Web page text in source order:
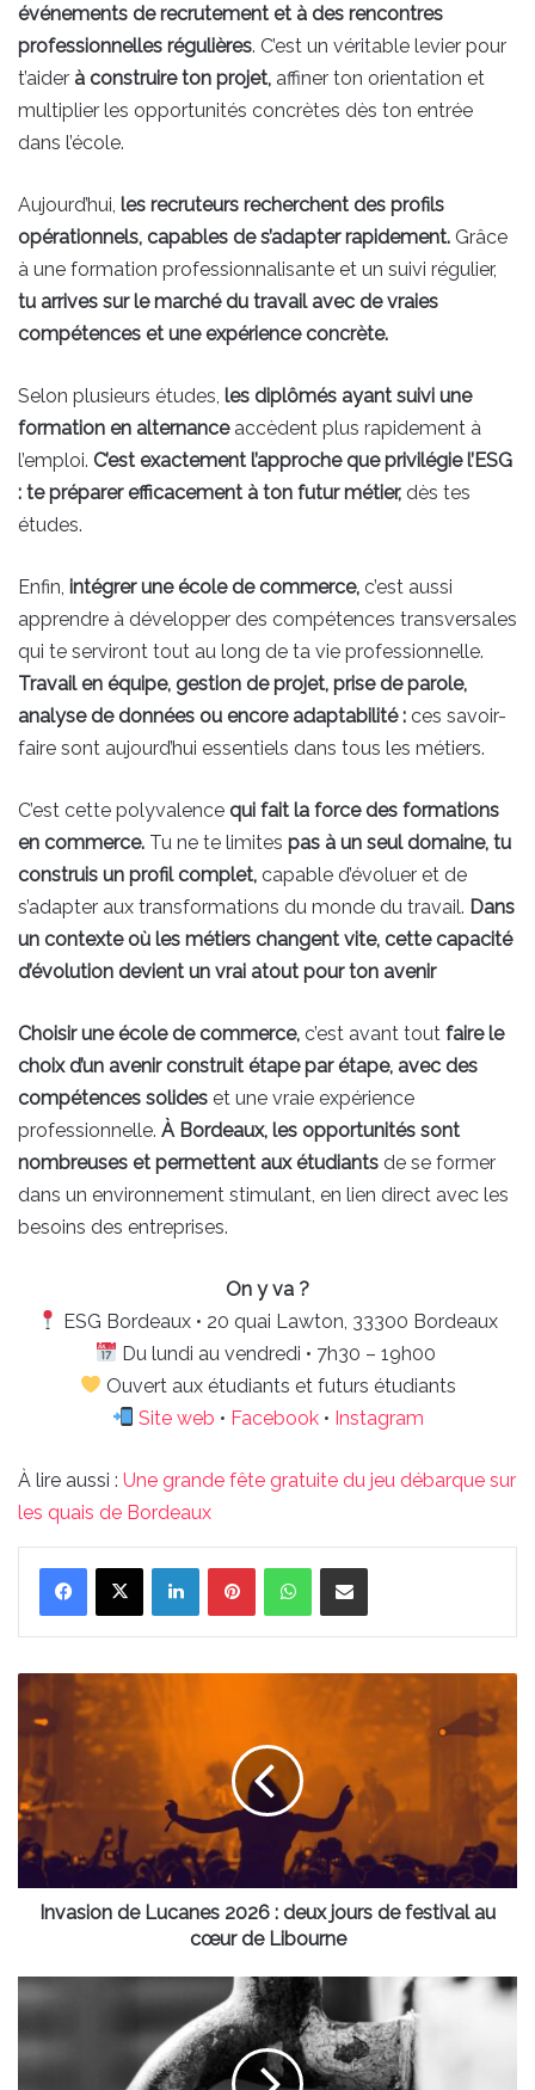
événements de recrutement et à des rencontres
professionnelles régulières. C’est un véritable levier pour
t’aider à construire ton projet, affiner ton orientation et
multiplier les opportunités concrètes dès ton entrée
dans l’école.
Aujourd’hui, les recruteurs recherchent des profils
opérationnels, capables de s’adapter rapidement. Grâce
à une formation professionnalisante et un suivi régulier,
tu arrives sur le marché du travail avec de vraies
compétences et une expérience concrète.
Selon plusieurs études, les diplômés ayant suivi une
formation en alternanceaccèdent plus rapidement à
l’emploi. C’est exactement l’approche que privilégie l’ESG
: te préparer efficacement à ton futur métier, dès tes
études.
Enfin, intégrer une école de commerce, c’est aussi
apprendre à développer des compétences transversales
qui te serviront tout au long de ta vie professionnelle.
Travail en équipe, gestion de projet, prise de parole,
analyse de données ou encore adaptabilité : ces savoir-
faire sont aujourd’hui essentiels dans tous les métiers.
C’est cette polyvalence qui fait la force des formations
en commerce. Tu ne te limites pas à un seul domaine, tu
construis un profil complet, capable d’évoluer et de
s’adapter aux transformations du monde du travail. Dans
un contexte où les métiers changent vite, cette capacité
d’évolution devient un vrai atout pour ton avenir
Choisir une école de commerce, c’est avant tout faire le
choix d’un avenir construit étape par étape, avec des
compétences solides et une vraie expérience
professionnelle. À Bordeaux, les opportunités sont
nombreuses et permettent aux étudiants de se former
dans un environnement stimulant, en lien direct avec les
besoins des entreprises.
On y va ?
ESG Bordeaux • 20 quai Lawton, 33300 Bordeaux
Du lundi au vendredi • 7h30 – 19h00
Ouvert aux étudiants et futurs étudiants
Site web • Facebook• Instagram
À lire aussi : Une grande fête gratuite du jeu débarque sur
les quais de Bordeaux
LinkedinPinterestWhatsAppPartager par email
Invasion
de
Lucanes
:
deux
jours
de
festival
Libourne
Invasion de Lucanes 2026 : deux jours de festival au
cœur de Libourne
À
des